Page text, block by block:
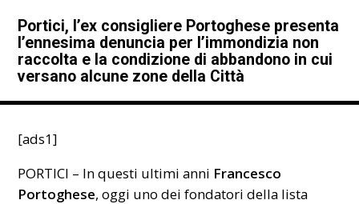
Portici, l’ex consigliere Portoghese presenta
l’ennesima denuncia per l’immondizia non
raccolta e la condizione di abbandono in cui
versano alcune zone della Città
[ads1]
PORTICI – In questi ultimi anni Francesco
Portoghese, oggi uno dei fondatori della lista